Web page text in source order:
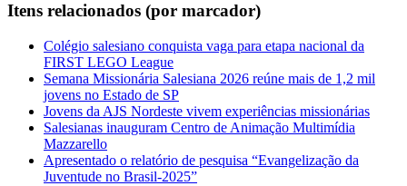
Itens relacionados (por marcador)
Colégio salesiano conquista vaga para etapa nacional da
FIRST LEGO League
Semana Missionária Salesiana 2026 reúne mais de 1,2 mil
jovens no Estado de SP
Jovens da AJS Nordeste vivem experiências missionárias
Salesianas inauguram Centro de Animação Multimídia
Mazzarello
Apresentado o relatório de pesquisa “Evangelização da
Juventude no Brasil-2025”